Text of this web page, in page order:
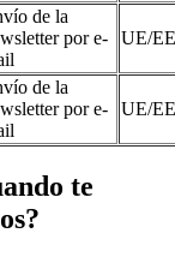
de la
por e-
UE/
de la
por e-
UE/
te